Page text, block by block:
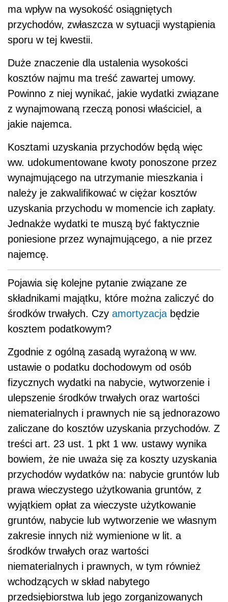
ma wpływ na wysokość osiągniętych
przychodów, zwłaszcza w sytuacji wystąpienia
sporu w tej kwestii.
Duże znaczenie dla ustalenia wysokości
kosztów najmu ma treść zawartej umowy.
Powinno z niej wynikać, jakie wydatki związane
z wynajmowaną rzeczą ponosi właściciel, a
jakie najemca.
Kosztami uzyskania przychodów będą więc
ww. udokumentowane kwoty ponoszone przez
wynajmującego na utrzymanie mieszkania i
należy je zakwalifikować w ciężar kosztów
uzyskania przychodu w momencie ich zapłaty.
Jednakże wydatki te muszą być faktycznie
poniesione przez wynajmującego, a nie przez
najemcę.
Pojawia się kolejne pytanie związane ze
składnikami majątku, które można zaliczyć do
środków trwałych. Czy amortyzacja będzie
kosztem podatkowym?
Zgodnie z ogólną zasadą wyrażoną w ww.
ustawie o podatku dochodowym od osób
fizycznych wydatki na nabycie, wytworzenie i
ulepszenie środków trwałych oraz wartości
niematerialnych i prawnych nie są jednorazowo
zaliczane do kosztów uzyskania przychodów. Z
treści art. 23 ust. 1 pkt 1 ww. ustawy wynika
bowiem, że nie uważa się za koszty uzyskania
przychodów wydatków na: nabycie gruntów lub
prawa wieczystego użytkowania gruntów, z
wyjątkiem opłat za wieczyste użytkowanie
gruntów, nabycie lub wytworzenie we własnym
zakresie innych niż wymienione w lit. a
środków trwałych oraz wartości
niematerialnych i prawnych, w tym również
wchodzących w skład nabytego
przedsiębiorstwa lub jego zorganizowanych